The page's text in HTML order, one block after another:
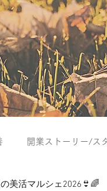
開業ストーリー/ス
美活マルシェ2026👙🌈